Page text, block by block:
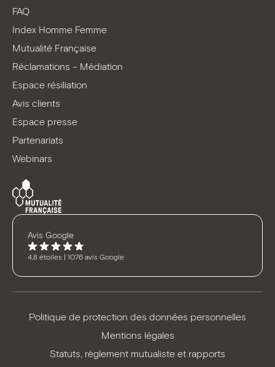
FAQ
Index Homme Femme
Mutualité Française
Réclamations – Médiation
Espace résiliation
Avis clients
Espace presse
Partenariats
Webinars
Avis Google
4,8 étoiles | 1076 avis Google
Politique de protection des données personnelles
Mentions légales
Statuts, règlement mutualiste et rapports